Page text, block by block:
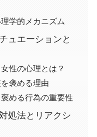
学的メカニズム
ュエーションと
性の心理とは？
褒める理由
める行為の重要性
処法とリアクシ